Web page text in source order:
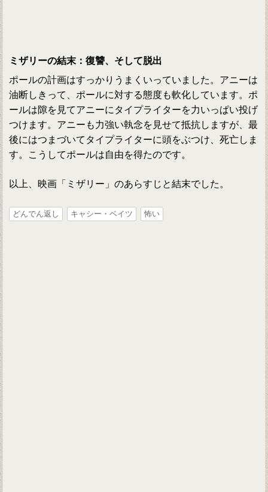
ミザリーの結末：復讐、そして脱出
ポールの計画はすっかりうまくいっていました。アニーは
油断しきって、ポールに対する態度も軟化しています。ポ
ールは隙を見てアニーにタイプライターを力いっぱい投げ
つけます。アニーも力強い執念を見せて抵抗しますが、最
後にはつまづいてタイプライターに頭をぶつけ、死亡しま
す。こうしてポールは自由を得たのです。
以上、映画「ミザリー」のあらすじと結末でした。
どんでん返し キャシー・ベイツ 怖い